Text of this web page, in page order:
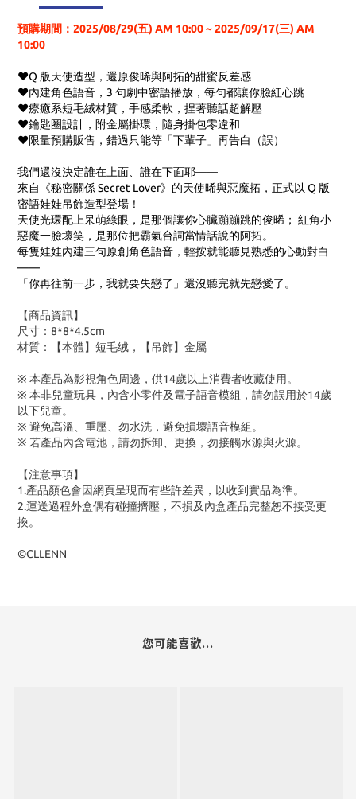
預購期間： 2025/08/29(五) AM 10:00 ~ 2025/09/17(三) AM
10:00
❤Q 版天使造型，還原俊晞與阿拓的甜蜜反差感
❤內建角色語音，3 句劇中密語播放，每句都讓你臉紅心跳
❤療癒系短毛絨材質，手感柔軟，捏著聽話超解壓
❤鑰匙圈設計，附金屬掛環，隨身掛包零違和
❤限量預購販售，錯過只能等「下輩子」再告白（誤）
我們還沒決定誰在上面、誰在下面耶——
來自《秘密關係 Secret Lover》的天使晞與惡魔拓，正式以 Q 版
密語娃娃吊飾造型登場！
天使光環配上呆萌綠眼，是那個讓你心臟蹦蹦跳的俊晞； 紅角小
惡魔一臉壞笑，是那位把霸氣台詞當情話說的阿拓。
每隻娃娃內建三句原創角色語音，輕按就能聽見熟悉的心動對白
——
「你再往前一步，我就要失戀了」還沒聽完就先戀愛了。
【商品資訊】
尺寸：8*8*4.5cm
材質：【本體】短毛绒，【吊飾】金屬
※ 本產品為影視角色周邊，供14歲以上消費者收藏使用。
※ 本非兒童玩具，內含小零件及電子語音模組，請勿誤用於14歲
以下兒童。
※ 避免高溫、重壓、勿水洗，避免損壞語音模組。
※ 若產品內含電池，請勿拆卸、更換，勿接觸水源與火源。
【注意事項】
1.產品顏色會因網頁呈現而有些許差異，以收到實品為準。
2.運送過程外盒偶有碰撞擠壓，不損及內盒產品完整恕不接受更
換。
©CLLENN
您可能喜歡...